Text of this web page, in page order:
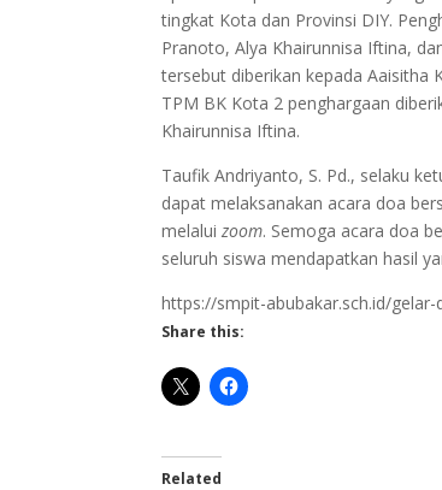
tingkat Kota dan Provinsi DIY.
Pranoto, Alya Khairunnisa Iftina,
tersebut diberikan kepada Aaisitha
TPM BK Kota 2 penghargaan
Khairunnisa Iftina.
Taufik Andriyanto, S. Pd., selaku
dapat melaksanakan acara doa
melaluizoom. Semoga acara doa
seluruh siswa mendapatkan hasil
https://smpit-abubakar.sch.id/
Share this:
Related